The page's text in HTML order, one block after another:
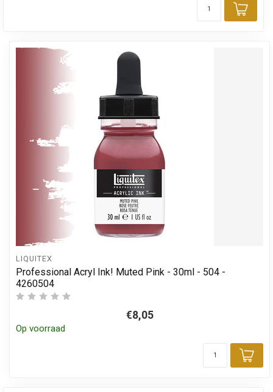
LIQUITEX
Professional Acryl Ink! Muted Pink - 30ml - 504 -
4260504
€8,05
Op voorraad